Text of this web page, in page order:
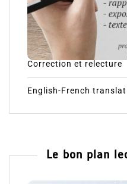
Correction et relecture
English-French
Le bon plan